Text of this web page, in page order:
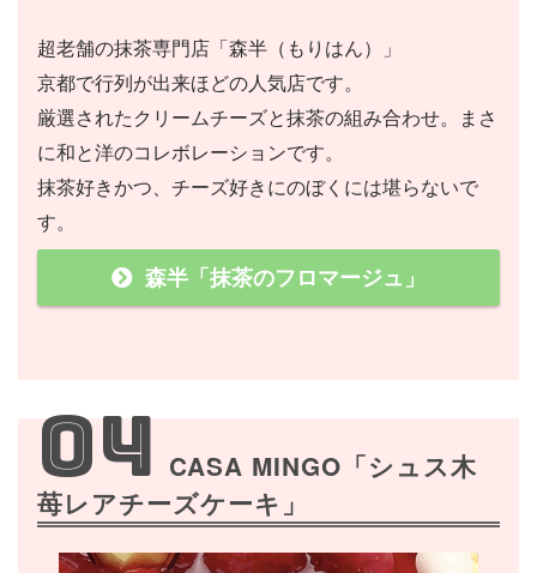
超老舗の抹茶専門店「森半（もりはん）」
京都で行列が出来ほどの人気店です。
厳選されたクリームチーズと抹茶の組み合わせ。まさ
に和と洋のコレボレーションです。
抹茶好きかつ、チーズ好きにのぼくには堪らないで
す。
森半「抹茶のフロマージュ」
04 CASA MINGO「シュス木
苺レアチーズケーキ」